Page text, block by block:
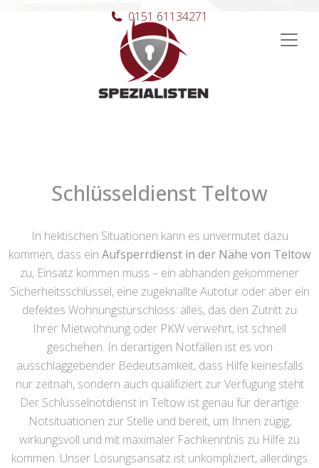
Hauptnavigation
0151 61134271
Schlüsseldienst Teltow
In hektischen Situationen kann es unvermutet dazu
kommen, dass ein Aufsperrdienst in der Nähe von Teltow
zu, Einsatz kommen muss – ein abhanden gekommener
Sicherheitsschlüssel, eine zugeknallte Autotür oder aber ein
defektes Wohnungstürschloss: alles, das den Zutritt zu
Ihrer Mietwohnung oder PKW verwehrt, ist schnell
geschehen. In derartigen Notfällen ist es von
ausschlaggebender Bedeutsamkeit, dass Hilfe keinesfalls
nur zeitnah, sondern auch qualifiziert zur Verfügung steht
Der Schlüsselnotdienst in Teltow ist genau für derartige
Notsituationen zur Stelle und bereit, um Ihnen zügig,
wirkungsvoll und mit maximaler Fachkenntnis zu Hilfe zu
kommen. Unser Lösungsansatz ist unkompliziert, allerdings